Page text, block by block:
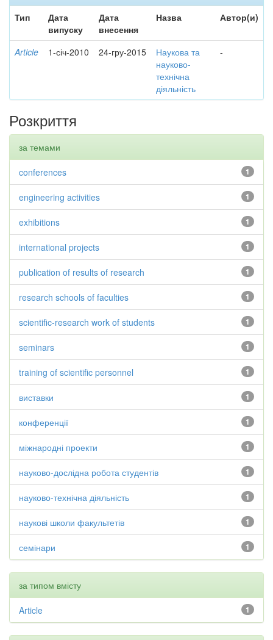
Тип
Дата
випуску
Дата
внесення
Назва Автор(и)
Article 1-січ-2010 24-гру-2015
Наукова та
науково-
технічна
діяльність
-
Розкриття
за темами
1
conferences
1
engineering activities
1
exhibitions
1
international projects
1
publication of results of research
1
research schools of faculties
1
scientific-research work of students
1
seminars
1
training of scientific personnel
1
виставки
1
конференції
1
міжнародні проекти
1
науково-дослідна робота студентів
1
науково-технічна діяльність
1
наукові школи факультетів
1
семінари
за типом вмісту
1
Article